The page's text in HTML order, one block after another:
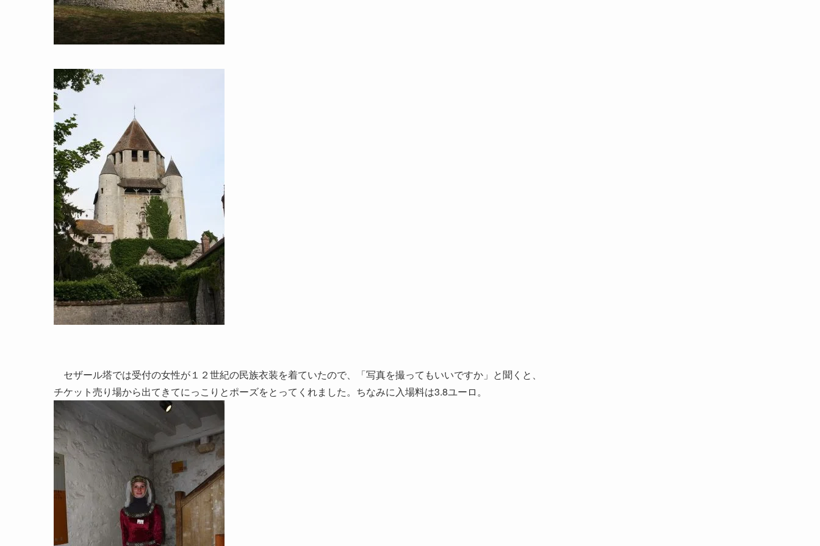
セザール塔では受付の女性が１２世紀の民族衣装を着ていたので、「写真を撮ってもいいですか」と聞くと、
チケット売り場から出てきてにっこりとポーズをとってくれました。ちなみに入場料は3.8ユーロ。